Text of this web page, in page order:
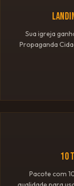
Sua igreja
Propaganda
10
Pacote com